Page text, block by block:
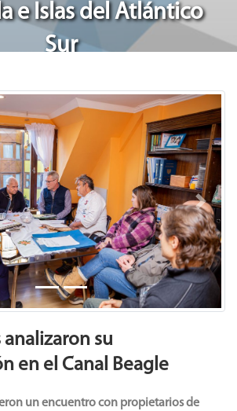
e Islas del Atlántico
Sur
Next
su
en el Canal Beagle
un encuentro con propietarios de